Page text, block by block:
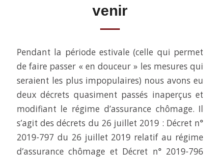
venir
Pendant la période estivale (celle qui permet
de faire passer « en douceur » les mesures qui
seraient les plus impopulaires) nous avons eu
deux décrets quasiment passés inaperçus et
modifiant le régime d’assurance chômage. Il
s’agit des décrets du 26 juillet 2019 : Décret n°
2019-797 du 26 juillet 2019 relatif au régime
d’assurance chômage et Décret n° 2019-796